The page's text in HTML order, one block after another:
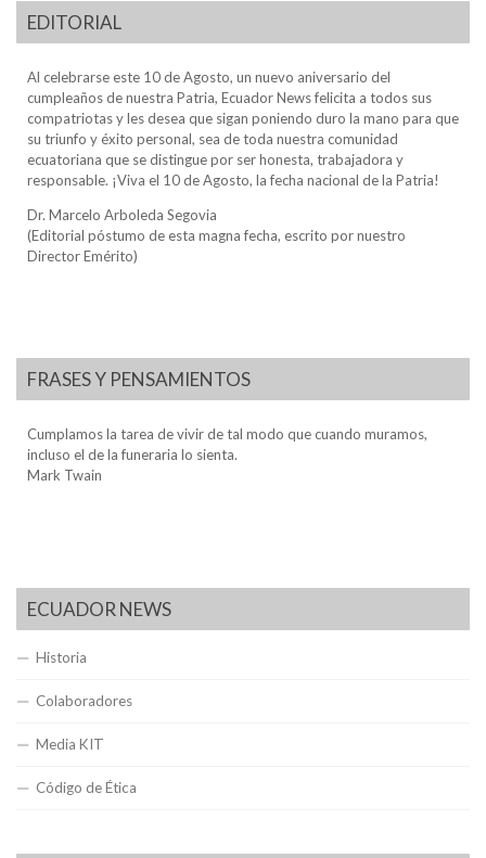
EDITORIAL
Al celebrarse este 10 de Agosto, un nuevo aniversario del
cumpleaños de nuestra Patria, Ecuador News felicita a todos sus
compatriotas y les desea que sigan poniendo duro la mano para que
su triunfo y éxito personal, sea de toda nuestra comunidad
ecuatoriana que se distingue por ser honesta, trabajadora y
responsable. ¡Viva el 10 de Agosto, la fecha nacional de la Patria!
Dr. Marcelo Arboleda Segovia
(Editorial póstumo de esta magna fecha, escrito por nuestro
Director Emérito)
FRASES Y PENSAMIENTOS
Cumplamos la tarea de vivir de tal modo que cuando muramos,
incluso el de la funeraria lo sienta.
Mark Twain
ECUADOR NEWS
Historia
Colaboradores
Media KIT
Código de Ética